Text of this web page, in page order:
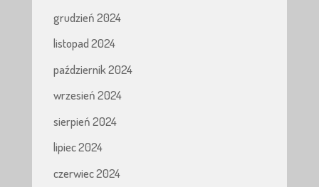
grudzień 2024
listopad 2024
październik 2024
wrzesień 2024
sierpień 2024
lipiec 2024
czerwiec 2024